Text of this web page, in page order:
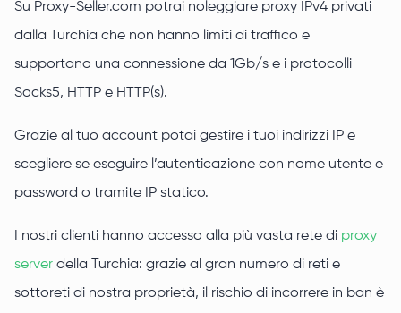
Su Proxy-Seller.com potrai noleggiare proxy IPv4 privati
dalla Turchia che non hanno limiti di traffico e
supportano una connessione da 1Gb/s e i protocolli
Socks5, HTTP e HTTP(s).
Grazie al tuo account potai gestire i tuoi indirizzi IP e
scegliere se eseguire l’autenticazione con nome utente e
password o tramite IP statico.
I nostri clienti hanno accesso alla più vasta rete di proxy
server della Turchia: grazie al gran numero di reti e
sottoreti di nostra proprietà, il rischio di incorrere in ban è